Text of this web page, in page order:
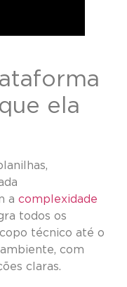
ela
a complexidade
todos os
técnico até o
com
claras.